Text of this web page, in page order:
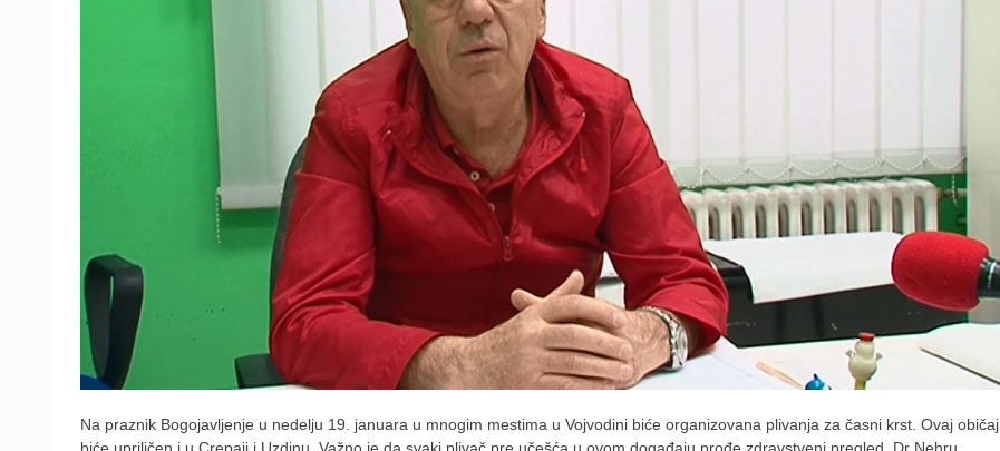
Na praznik Bogojavljenje u nedelju 19. januara u mnogim mestima u Vojvodini biće organizovana plivanja za časni krst. Ovaj običaj